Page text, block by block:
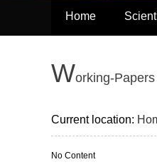
Home
Working-Papers
Current location:
No Content